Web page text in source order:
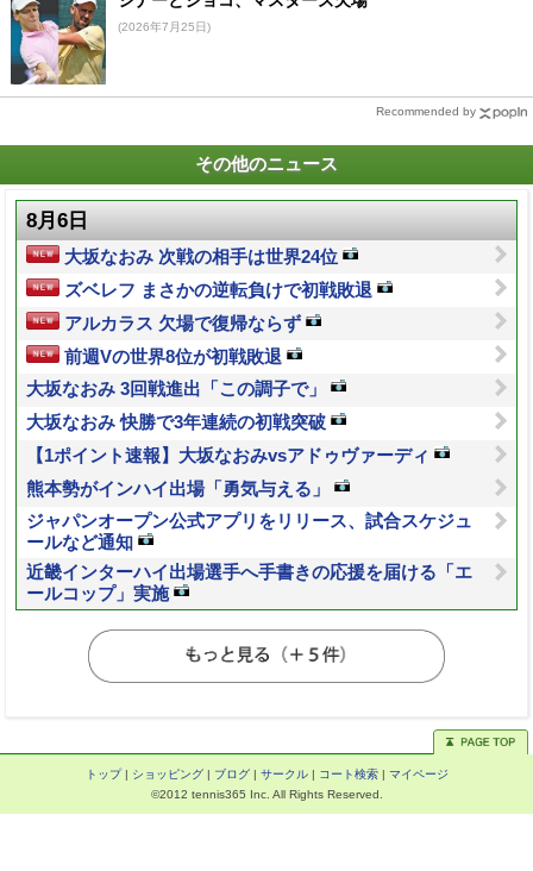
(2026年7月25日)
Recommended by
その他のニュース
8月6日
大坂なおみ 次戦の相手は世界24位
ズベレフ まさかの逆転負けで初戦敗退
アルカラス 欠場で復帰ならず
前週Vの世界8位が初戦敗退
大坂なおみ 3回戦進出「この調子で」
大坂なおみ 快勝で3年連続の初戦突破
【1ポイント速報】大坂なおみvsアドゥヴァーディ
熊本勢がインハイ出場「勇気与える」
ジャパンオープン公式アプリをリリース、試合スケジュ
ールなど通知
近畿インターハイ出場選手へ手書きの応援を届ける「エ
ールコップ」実施
トップ| ショッピング| ブログ| サークル| コート検索| マイページ
©2012 tennis365 Inc. All Rights Reserved.